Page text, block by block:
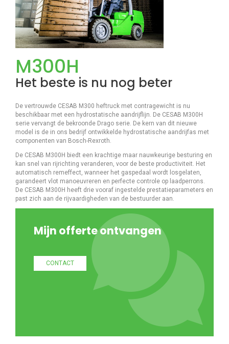
M300H
Het beste is nu nog beter
De vertrouwde CESAB M300 heftruck met contragewicht is nu
beschikbaar met een hydrostatische aandrijflijn. De CESAB M300H
serie vervangt de bekroonde Drago serie. De kern van dit nieuwe
model is de in ons bedrijf ontwikkelde hydrostatische aandrijfas met
componenten van Bosch-Rexroth.
De CESAB M300H biedt een krachtige maar nauwkeurige besturing en
kan snel van rijrichting veranderen, voor de beste productiviteit. Het
automatisch remeffect, wanneer het gaspedaal wordt losgelaten,
garandeert vlot manoeuvreren en perfecte controle op laadperrons.
De CESAB M300H heeft drie vooraf ingestelde prestatieparameters en
past zich aan de rijvaardigheden van de bestuurder aan.
Mijn offerte ontvangen
CONTACT